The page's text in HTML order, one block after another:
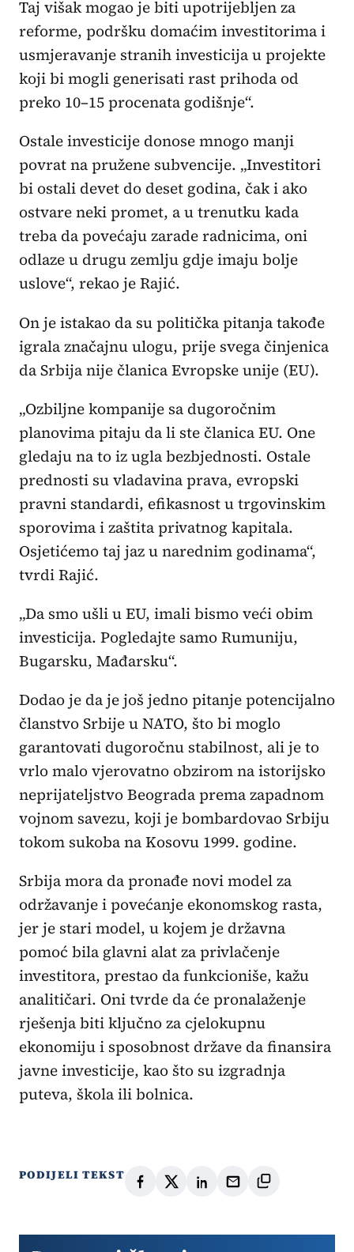
Taj višak mogao je biti upotrijebljen za
reforme, podršku domaćim investitorima i
usmjeravanje stranih investicija u projekte
koji bi mogli generisati rast prihoda od
preko 10–15 procenata godišnje“.
Ostale investicije donose mnogo manji
povrat na pružene subvencije. „Investitori
bi ostali devet do deset godina, čak i ako
ostvare neki promet, a u trenutku kada
treba da povećaju zarade radnicima, oni
odlaze u drugu zemlju gdje imaju bolje
uslove“, rekao je Rajić.
On je istakao da su politička pitanja takođe
igrala značajnu ulogu, prije svega činjenica
da Srbija nije članica Evropske unije (EU).
„Ozbiljne kompanije sa dugoročnim
planovima pitaju da li ste članica EU. One
gledaju na to iz ugla bezbjednosti. Ostale
prednosti su vladavina prava, evropski
pravni standardi, efikasnost u trgovinskim
sporovima i zaštita privatnog kapitala.
Osjetićemo taj jaz u narednim godinama“,
tvrdi Rajić.
„Da smo ušli u EU, imali bismo veći obim
investicija. Pogledajte samo Rumuniju,
Bugarsku, Mađarsku“.
Dodao je da je još jedno pitanje potencijalno
članstvo Srbije u NATO, što bi moglo
garantovati dugoročnu stabilnost, ali je to
vrlo malo vjerovatno obzirom na istorijsko
neprijateljstvo Beograda prema zapadnom
vojnom savezu, koji je bombardovao Srbiju
tokom sukoba na Kosovu 1999. godine.
Srbija mora da pronađe novi model za
održavanje i povećanje ekonomskog rasta,
jer je stari model, u kojem je državna
pomoć bila glavni alat za privlačenje
investitora, prestao da funkcioniše, kažu
analitičari. Oni tvrde da će pronalaženje
rješenja biti ključno za cjelokupnu
ekonomiju i sposobnost države da finansira
javne investicije, kao što su izgradnja
puteva, škola ili bolnica.
PODIJELI TEKST